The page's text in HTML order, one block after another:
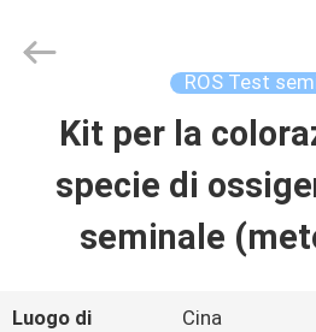
CASA
PRODOTTI
VIDEO
2026
BRED
Technology
ROS Test
Kit per la
specie di
seminale
Luogo di
Cina